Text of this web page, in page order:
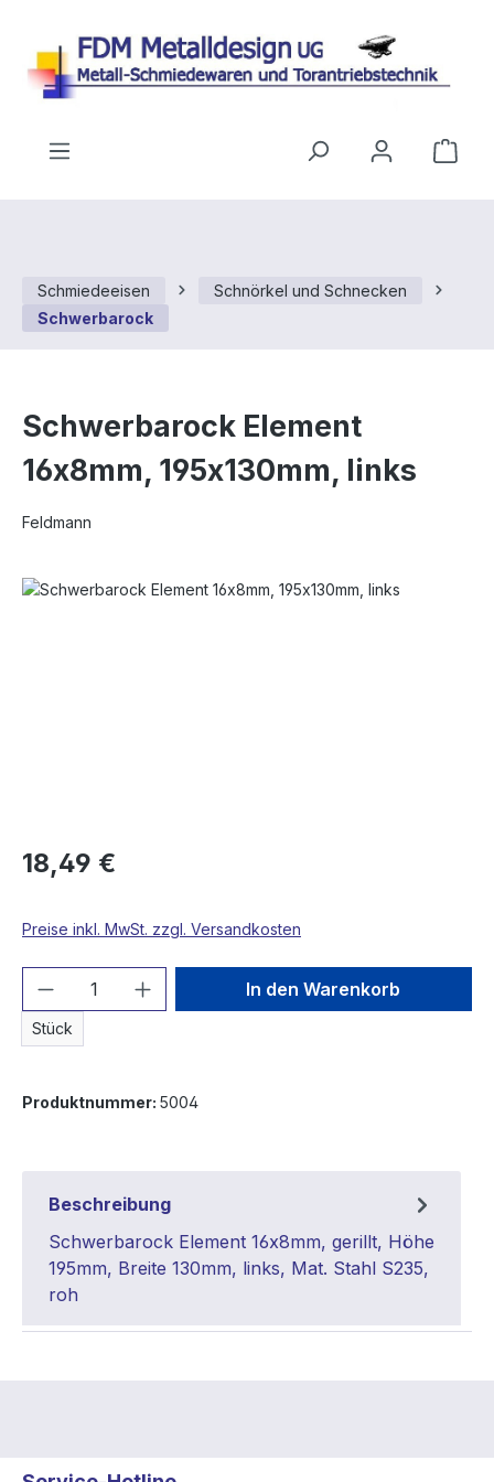
Schmiedeeisen
Schnörkel und Schnecken
Schwerbarock
Schwerbarock Element
16x8mm, 195x130mm, links
Feldmann
Bildergalerie überspringen
18,49 €
Preise inkl. MwSt. zzgl. Versandkosten
Produkt Anzahl: Gib den
Stück
In den Warenkorb
Produktnummer: 5004
Beschreibung
Schwerbarock Element 16x8mm, gerillt, Höhe
195mm, Breite 130mm, links, Mat. Stahl S235,
roh